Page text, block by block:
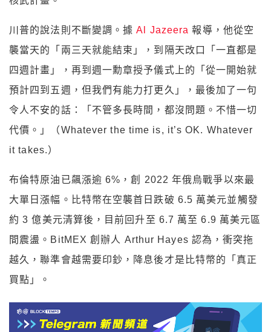
川普的說法則不斷變調。據Al Jazeera 報導，他從空
襲當天的「兩三天就能結束」，到隔天改口「一直都是
四週計畫」，再到週一勳章授予儀式上的「從一開始就
預計四到五週，但我們有能力打更久」，最後加了一句
令人不安的話：「不管多長時間，都沒問題。不惜一切
代價。」（Whatever the time is, it’s OK. Whatever
it takes.）
布倫特原油已飆漲逾 6%，創 2022 年俄烏戰爭以來最
大單日漲幅。比特幣在空襲首日跌破 6.5 萬美元並觸發
約 3 億美元清算後，目前回升至 6.7 萬至 6.9 萬美元區
間震盪。BitMEX 創辦人 Arthur Hayes 認為，衝突拖
越久，聯準會越需要印鈔，降息後才是比特幣的「真正
買點」。